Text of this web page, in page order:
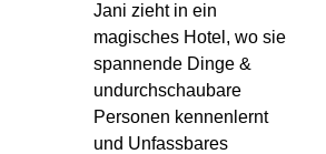
Jani zieht in ein
magisches Hotel, wo sie
spannende Dinge &
undurchschaubare
Personen kennenlernt
und Unfassbares